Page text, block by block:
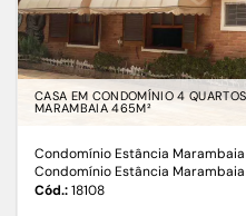
CASA EM CONDOMÍNIO 4
MARAMBAIA 465M²
Condomínio Estância
Condomínio Estância Marambaia
Cód.:18108